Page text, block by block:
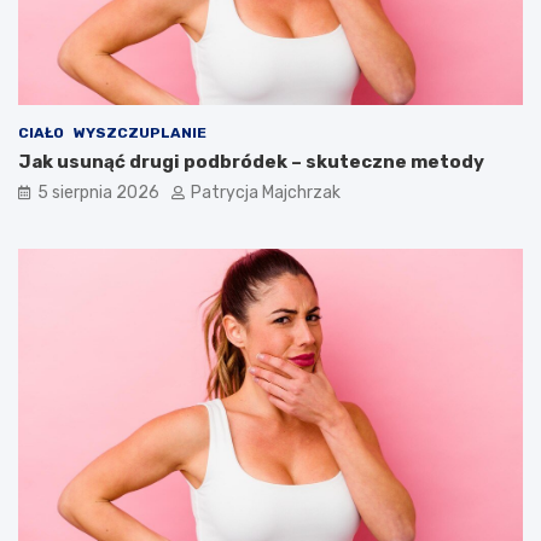
CIAŁO WYSZCZUPLANIE
Jak usunąć drugi podbródek – skuteczne metody
5 sierpnia 2026 Patrycja Majchrzak